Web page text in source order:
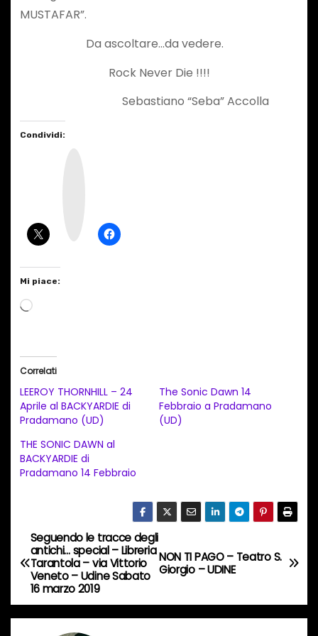
MUSTAFAR”.
Da ascoltare…da vedere.
Rock Never Die !!!!
Sebastiano “Seba” Accolla
Condividi:
Mi piace:
C
a
m
e
n
n
c
o
r
s
Correlati
LEEROY THORNHILL – 24
Aprile al BACKYARDIE di
Pradamano (UD)
The Sonic Dawn 14
Febbraio a Pradamano
(UD)
THE SONIC DAWN al
BACKYARDIE di
Pradamano 14 Febbraio
N
a
v
NON TI PAGO – Teatro S.
Giorgio – UDINE
Seguendo le tracce degli
antichi… special – Libreria
Tarantola – via Vittorio
Veneto – Udine Sabato
16 marzo 2019